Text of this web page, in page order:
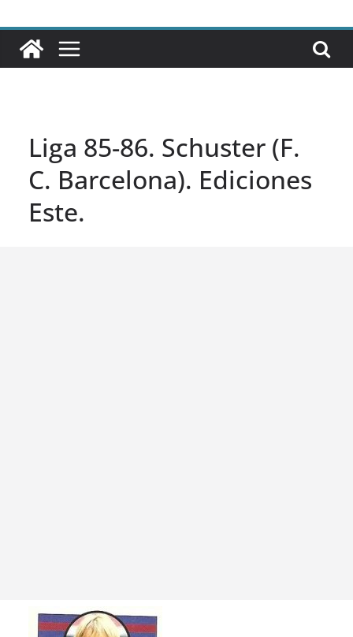
Liga 85-86. Schuster (F.
C. Barcelona). Ediciones
Este.